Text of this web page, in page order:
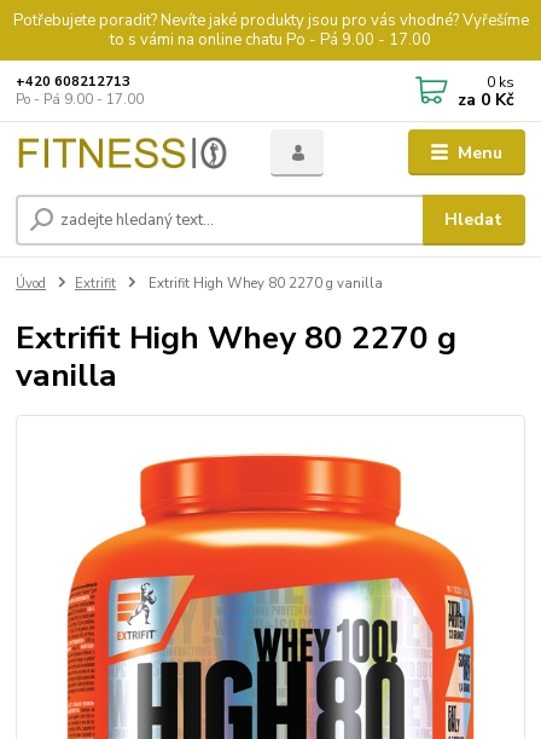
Potřebujete poradit? Nevíte jaké produkty jsou pro vás vhodné? Vyřešíme
to s vámi na online chatu Po - Pá 9.00 - 17.00
Menu
Hledat
+420 608212713
Po - Pá 9.00 - 17.00
0 ks
za 0 Kč
Úvod Extrifit Extrifit High Whey 80 2270 g vanilla
Extrifit High Whey 80 2270 g
vanilla